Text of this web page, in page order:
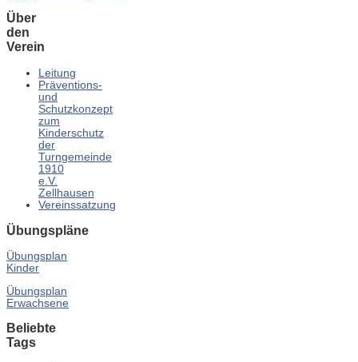
Über
den
Verein
Leitung
Präventions-
und
Schutzkonzept
zum
Kinderschutz
der
Turngemeinde
1910
e.V.
Zellhausen
Vereinssatzung
Übungspläne
Übungsplan
Kinder
Übungsplan
Erwachsene
Beliebte
Tags